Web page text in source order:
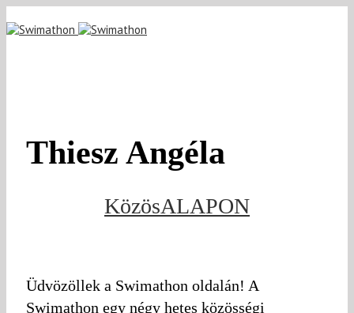
Thiesz Angéla
KözösALAPON
Üdvözöllek a Swimathon oldalán! A
Swimathon egy négy hetes közösségi